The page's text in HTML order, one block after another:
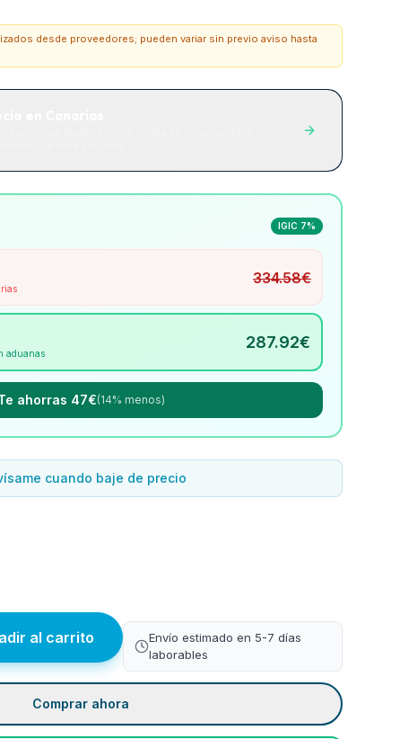
desde proveedores; pueden variar sin previo aviso hasta
IGIC 7%
334.58€
aduanas
287.92€
ahorras 47€(14% menos)
cuando baje de precio
al carrito
Envío estimado en 5-7 días
laborables
Comprar ahora